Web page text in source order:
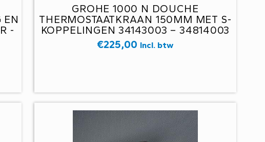
EN
-
GROHE 1000 N DOUCHE
THERMOSTAATKRAAN 150MM MET S-
KOPPELINGEN 34143003 – 34814003
€225,00 Incl. btw